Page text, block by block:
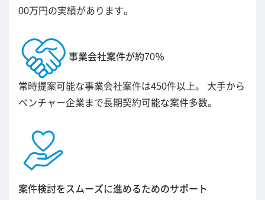
00万円の実績があります。
事業会社案件が約70％
常時提案可能な事業会社案件は450件以上。 大手から
ベンチャー企業まで長期契約可能な案件多数。
案件検討をスムーズに進めるためのサポート